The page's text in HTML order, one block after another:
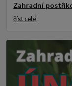
Zahradní
číst celé